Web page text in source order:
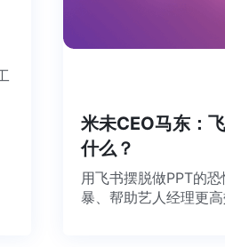
个工
米未CEO马
什么？
用飞书摆脱做
暴、帮助艺人经